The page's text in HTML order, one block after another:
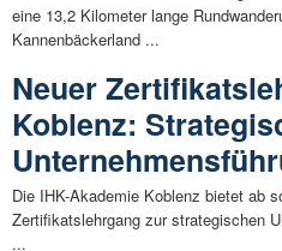
eine 13,2 Kilometer lange
Kannenbäckerland ...
Neuer
Koblenz:
Die IHK-Akademie Koblenz bietet ab
Zertifikatslehrgang zur strategischen
...